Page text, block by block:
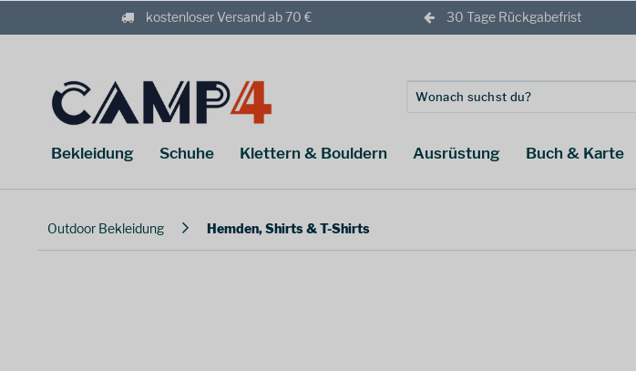
kostenloser Versand ab 70 € 30 Tage Rückgabefrist
Bekleidung Schuhe Klettern & Bouldern Ausrüstung Buch & Karte
Outdoor Bekleidung Hemden, Shirts & T-Shirts